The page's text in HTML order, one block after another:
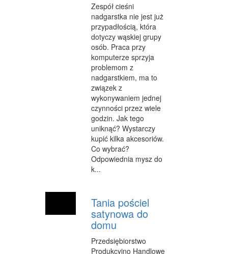
Zespół cieśni
nadgarstka nie jest już
przypadłością, która
dotyczy wąskiej grupy
osób. Praca przy
komputerze sprzyja
problemom z
nadgarstkiem, ma to
związek z
wykonywaniem jednej
czynności przez wiele
godzin. Jak tego
uniknąć? Wystarczy
kupić kilka akcesoriów.
Co wybrać?
Odpowiednia mysz do
k...
Tania pościel
satynowa do
domu
Przedsiębiorstwo
Produkcyjno Handlowe